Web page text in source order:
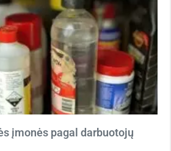
įmonės pagal darbuotojų